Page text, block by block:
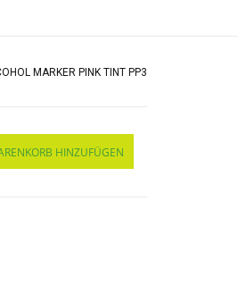
MARKER PINK TINT PP3
HINZUFÜGEN